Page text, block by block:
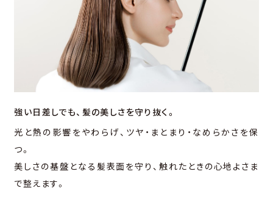
強い⽇差しでも、 髪の美しさを守り抜く。
光と熱の影響をやわらげ、ツヤ・まとまり・なめらかさを保
つ。
美しさの基盤となる髪表⾯を守り、触れたときの⼼地よさま
で整えます。